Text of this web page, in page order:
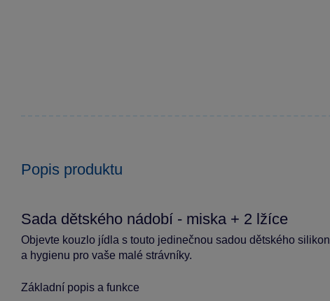
Popis produktu
Sada dětského nádobí - miska + 2 lžíce
Objevte kouzlo jídla s touto jedinečnou sadou dětského
a hygienu pro vaše malé strávníky.
Základní popis a funkce